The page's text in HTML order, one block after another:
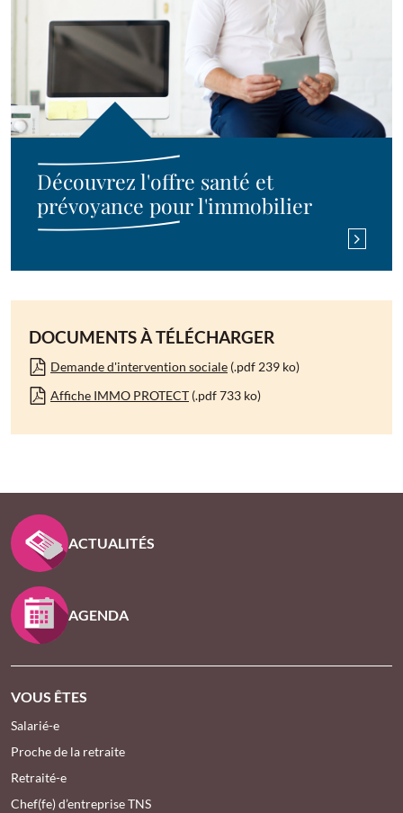
Découvrez l'offre santé et
prévoyance pour l'immobilier
DOCUMENTS À TÉLÉCHARGER
Demande d'intervention sociale (.pdf 239 ko)
Affiche IMMO PROTECT (.pdf 733 ko)
PIED DE PAGE KLESIA - ASSUREUR D’INTÉRÊT
ACTUALITÉS
AGENDA
VOUS ÊTES
Salarié-e
Proche de la retraite
Retraité-e
Chef(fe) d’entreprise TNS